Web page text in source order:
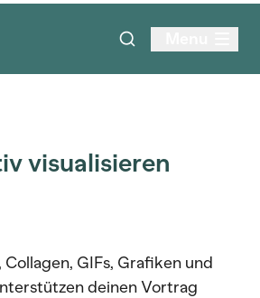
visualisieren
Collagen, GIFs, Grafiken und
deinen Vortrag